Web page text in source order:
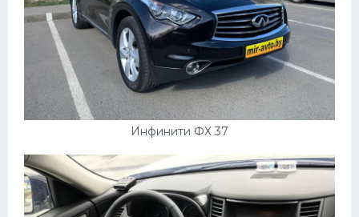
Инфинити ФХ 37